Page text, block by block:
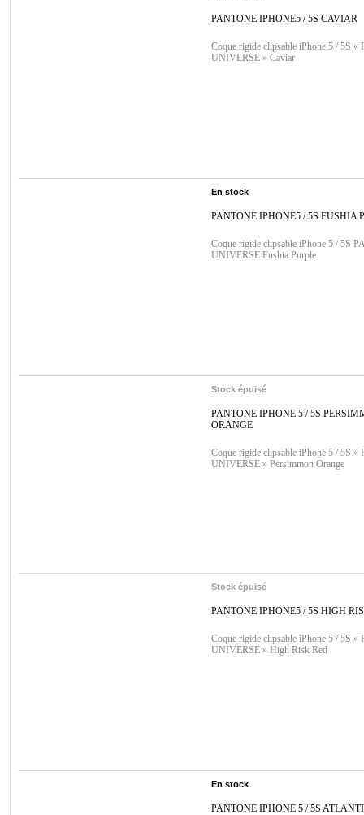
PANTONE IPHONE5 / 5S CAVIAR
Coque rigide clipsable iPhone 5 / 5S «
UNIVERSE » Caviar
En stock
PANTONE IPHONE5 / 5S FUSHIA
Coque rigide clipsable iPhone 5 / 5S
UNIVERSE Fushia Purple
Stock épuisé
PANTONE IPHONE 5 / 5S
ORANGE
Coque rigide clipsable iPhone 5 / 5S «
UNIVERSE » Persimmon Orange
Stock épuisé
PANTONE IPHONE5 / 5S HIGH
Coque rigide clipsable iPhone 5 / 5S «
UNIVERSE » High Risk Red
En stock
PANTONE IPHONE 5 / 5S